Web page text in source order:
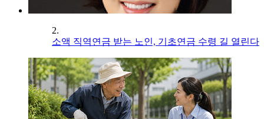
2.
소액 직역연금 받는 노인, 기초연금 수령 길 열린다